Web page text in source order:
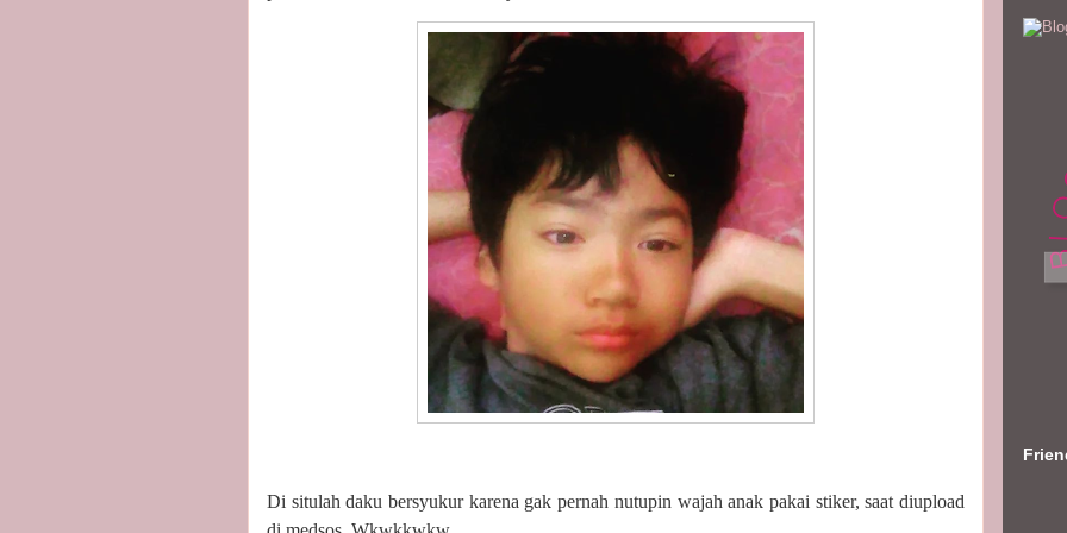
Di situlah daku bersyukur karena gak pernah nutupin wajah anak pakai stiker, saat diupload